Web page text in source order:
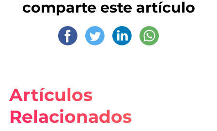
comparte este artículo
Artículos
Relacionados